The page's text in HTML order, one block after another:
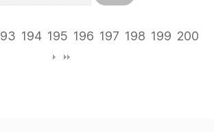
194 195 196 197 198 199 200